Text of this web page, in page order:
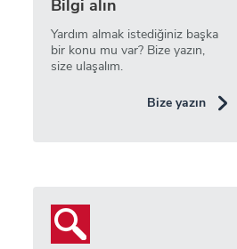
Bilgi alın
Yardım almak istediğiniz başka
bir konu mu var? Bize yazın,
size ulaşalım.
Bize yazın